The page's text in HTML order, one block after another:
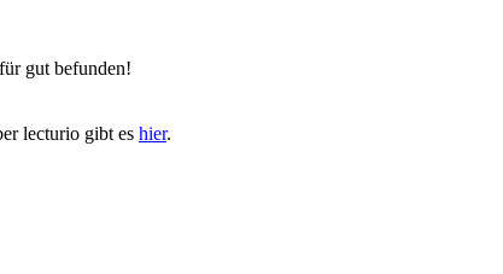
gut befunden!
lecturio gibt es hier.